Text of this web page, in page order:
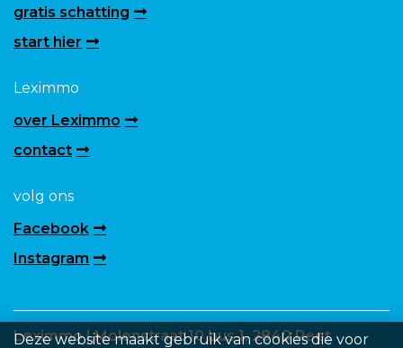
gratis schatting
start hier
Leximmo
over Leximmo
contact
volg ons
Facebook
Instagram
Leximmo | Molenstraat 10 bus 1, 2840 Reet
Deze website maakt gebruik van cookies die voor